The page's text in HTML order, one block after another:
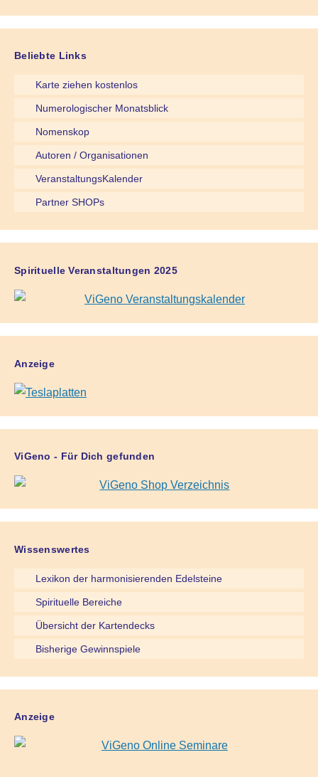
Beliebte Links
Karte ziehen kostenlos
Numerologischer Monatsblick
Nomenskop
Autoren / Organisationen
VeranstaltungsKalender
Partner SHOPs
Spirituelle Veranstaltungen 2025
Anzeige
ViGeno - Für Dich gefunden
Wissenswertes
Lexikon der harmonisierenden Edelsteine
Spirituelle Bereiche
Übersicht der Kartendecks
Bisherige Gewinnspiele
Anzeige